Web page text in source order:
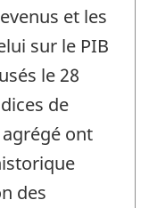
et les
sur le PIB
le 28
de
ont
des